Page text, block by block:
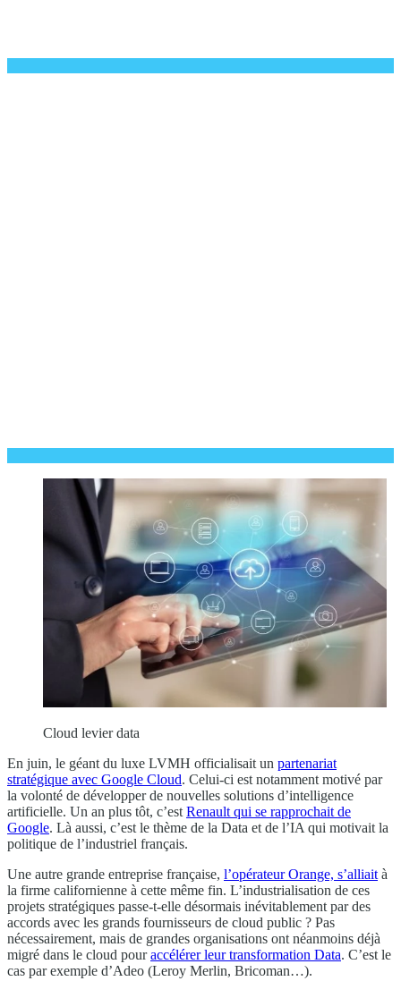
Cloud levier data
En juin, le géant du luxe LVMH officialisait un partenariat
stratégique avec Google Cloud. Celui-ci est notamment motivé par
la volonté de développer de nouvelles solutions d’intelligence
artificielle. Un an plus tôt, c’est Renault qui se rapprochait de
Google. Là aussi, c’est le thème de la Data et de l’IA qui motivait la
politique de l’industriel français.
Une autre grande entreprise française, l’opérateur Orange, s’alliait à
la firme californienne à cette même fin. L’industrialisation de ces
projets stratégiques passe-t-elle désormais inévitablement par des
accords avec les grands fournisseurs de cloud public ? Pas
nécessairement, mais de grandes organisations ont néanmoins déjà
migré dans le cloud pouraccélérer leur transformation Data. C’est le
cas par exemple d’Adeo (Leroy Merlin, Bricoman…).